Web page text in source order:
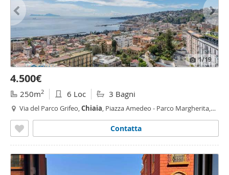
1/19
4.500€
250m2 6 Loc 3 Bagni
Via del Parco Grifeo,Chiaia, Piazza Amedeo - Parco Margherita,
Contatta